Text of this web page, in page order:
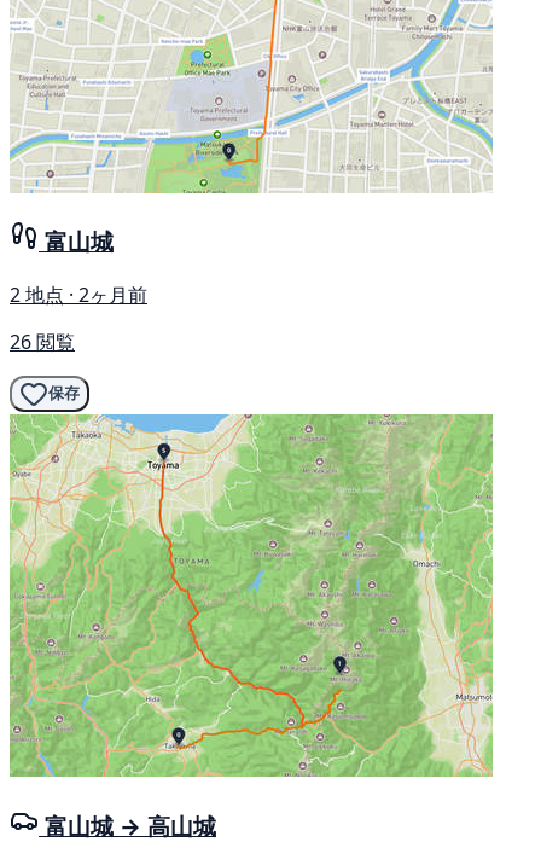
富山城
2 地点 · 2ヶ月前
26 閲覧
保存
富山城 → 高山城